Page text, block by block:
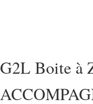
G2L Boite à